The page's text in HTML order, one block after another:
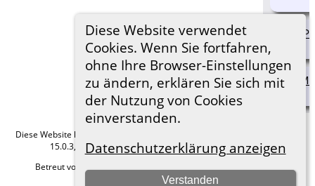
Diese Website verwendet
Cookies. Wenn Sie fortfahren,
ohne Ihre Browser-Einstellungen
zu ändern, erklären Sie sich mit
der Nutzung von Cookies
einverstanden.
Datenschutzerklärung anzeigen
Verstanden
Diese Website läuft mit
15.0.3, programmiert von Darrin Lythgoe © 2001-2026.
Betreut von